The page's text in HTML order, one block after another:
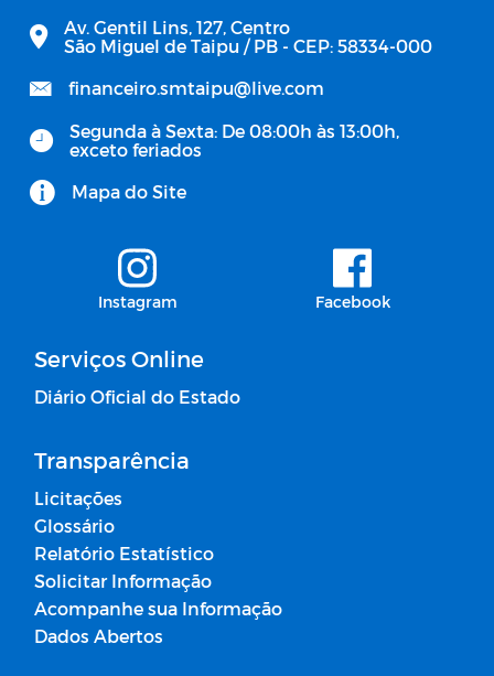
Av. Gentil Lins, 127, Centro
São Miguel de Taipu / PB - CEP: 58334-000
financeiro.smtaipu@live.com
Segunda à Sexta: De 08:00h às 13:00h,
exceto feriados
Mapa do Site
Instagram Facebook
Serviços Online
Diário Oficial do Estado
Transparência
Licitações
Glossário
Relatório Estatístico
Solicitar Informação
Acompanhe sua Informação
Dados Abertos